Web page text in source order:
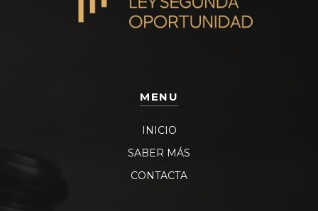
MENU
INICIO
SABER MÁS
CONTACTA